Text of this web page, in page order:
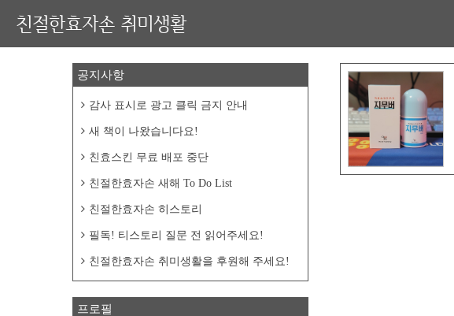
친절한효자손 취미생활
공지사항
감사 표시로 광고 클릭 금지 안내
새 책이 나왔습니다요!
친효스킨 무료 배포 중단
친절한효자손 새해 To Do List
친절한효자손 히스토리
필독! 티스토리 질문 전 읽어주세요!
친절한효자손 취미생활을 후원해 주세요!
프로필